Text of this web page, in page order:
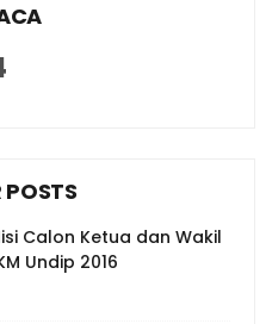
POSTS
Calon Ketua dan Wakil
Undip 2016